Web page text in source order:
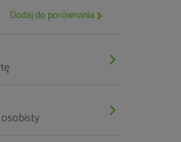
Dodaj do porównania